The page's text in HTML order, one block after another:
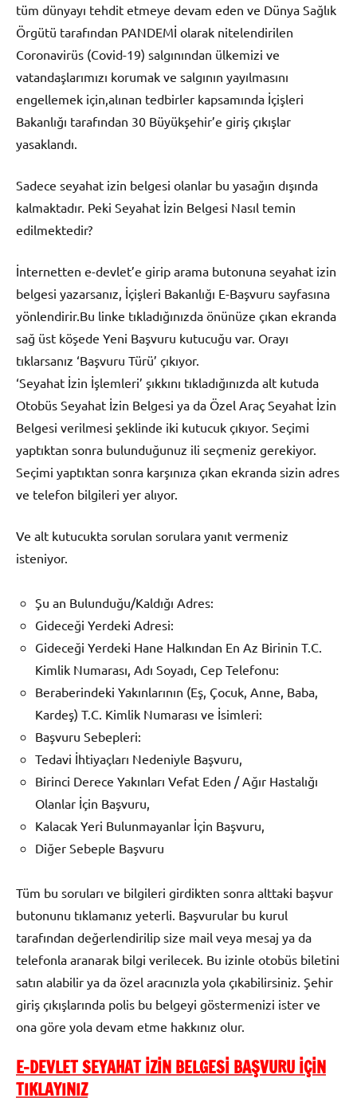
tüm dünyayı tehdit etmeye devam eden ve Dünya Sağlık
Örgütü tarafından PANDEMİ olarak nitelendirilen
Coronavirüs (Covid-19) salgınından ülkemizi ve
vatandaşlarımızı korumak ve salgının yayılmasını
engellemek için,alınan tedbirler kapsamında İçişleri
Bakanlığı tarafından 30 Büyükşehir’e giriş çıkışlar
yasaklandı.
Sadece seyahat izin belgesi olanlar bu yasağın dışında
kalmaktadır. Peki Seyahat İzin Belgesi Nasıl temin
edilmektedir?
İnternetten e-devlet’e girip arama butonuna seyahat izin
belgesi yazarsanız, İçişleri Bakanlığı E-Başvuru sayfasına
yönlendirir.Bu linke tıkladığınızda önünüze çıkan ekranda
sağ üst köşede Yeni Başvuru kutucuğu var. Orayı
tıklarsanız ‘Başvuru Türü’ çıkıyor.
‘Seyahat İzin İşlemleri’ şıkkını tıkladığınızda alt kutuda
Otobüs Seyahat İzin Belgesi ya da Özel Araç Seyahat İzin
Belgesi verilmesi şeklinde iki kutucuk çıkıyor. Seçimi
yaptıktan sonra bulunduğunuz ili seçmeniz gerekiyor.
Seçimi yaptıktan sonra karşınıza çıkan ekranda sizin adres
ve telefon bilgileri yer alıyor.
Ve alt kutucukta sorulan sorulara yanıt vermeniz
isteniyor.
Şu an Bulunduğu/Kaldığı Adres:
Gideceği Yerdeki Adresi:
Gideceği Yerdeki Hane Halkından En Az Birinin T.C.
Kimlik Numarası, Adı Soyadı, Cep Telefonu:
Beraberindeki Yakınlarının (Eş, Çocuk, Anne, Baba,
Kardeş) T.C. Kimlik Numarası ve İsimleri:
Başvuru Sebepleri:
Tedavi İhtiyaçları Nedeniyle Başvuru,
Birinci Derece Yakınları Vefat Eden / Ağır Hastalığı
Olanlar İçin Başvuru,
Kalacak Yeri Bulunmayanlar İçin Başvuru,
Diğer Sebeple Başvuru
Tüm bu soruları ve bilgileri girdikten sonra alttaki başvur
butonunu tıklamanız yeterli. Başvurular bu kurul
tarafından değerlendirilip size mail veya mesaj ya da
telefonla aranarak bilgi verilecek. Bu izinle otobüs biletini
satın alabilir ya da özel aracınızla yola çıkabilirsiniz. Şehir
giriş çıkışlarında polis bu belgeyi göstermenizi ister ve
ona göre yola devam etme hakkınız olur.
E-DEVLET SEYAHAT İZİN BELGESİ BAŞVURU İÇİN
TIKLAYINIZ